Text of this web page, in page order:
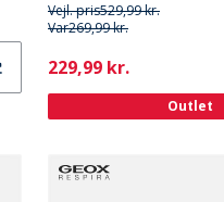
Vejl. pris529,99 kr.
Var269,99 kr.
Current
229,99 kr.
Outlet